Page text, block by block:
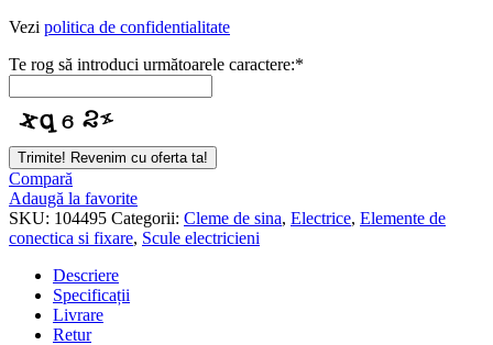
Vezi politica de confidentialitate
Te rog să introduci următoarele caractere:*
Phone
Number*
Trimite! Revenim cu oferta ta!
Compară
Adaugă la favorite
SKU: 104495 Categorii: Cleme de sina, Electrice, Elemente de
conectica si fixare, Scule electricieni
Descriere
Specificații
Livrare
Retur